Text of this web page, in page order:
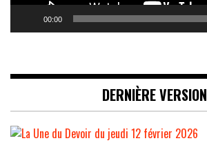
00:00
DERNIÈRE VERSION